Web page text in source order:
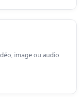
image ou audio